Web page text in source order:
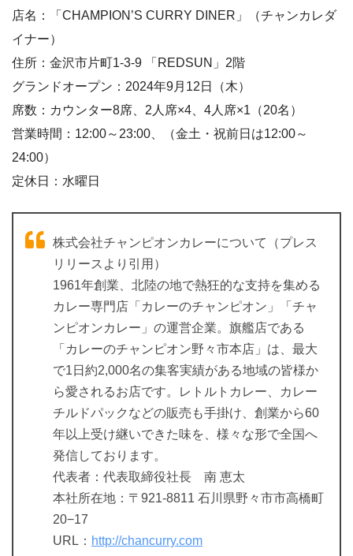
店名：「CHAMPION’S CURRY DINER」（チャンカレダ
イナー）
住所：金沢市片町1-3-9 「REDSUN」2階
グランドオープン：2024年9月12日（木）
席数：カウンター8席、2人席×4、4人席×1（20名）
営業時間：12:00～23:00、（金土・祝前日は12:00～
24:00）
定休日：水曜日
株式会社チャンピオンカレーについて（プレス
リリースより引用）
1961年創業、北陸の地で熱狂的な支持を集める
カレー専門店「カレーのチャンピオン」「チャ
ンピオンカレー」の運営企業。旗艦店である
「カレーのチャンピオン野々市本店」は、最大
で1日約2,000名の集客実績がある地域の皆様か
ら愛されるお店です。レトルトカレー、カレー
チルドパックなどの販売も手掛け、創業から60
年以上受け継いできた味を、様々な形で全国へ
発信しております。
代表者：代表取締役社長 南 恵太
本社所在地：〒921-8811 石川県野々市市高橋町
20−17
URL： http://chancurry.com